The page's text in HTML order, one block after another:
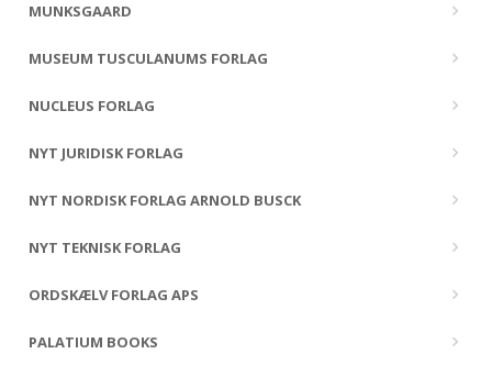
MUNKSGAARD
MUSEUM TUSCULANUMS FORLAG
NUCLEUS FORLAG
NYT JURIDISK FORLAG
NYT NORDISK FORLAG ARNOLD BUSCK
NYT TEKNISK FORLAG
ORDSKÆLV FORLAG APS
PALATIUM BOOKS